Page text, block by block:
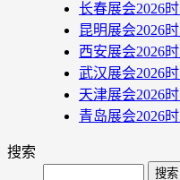
长春展会2026
昆明展会2026
西安展会2026
武汉展会2026
天津展会2026
青岛展会2026
搜索
Search